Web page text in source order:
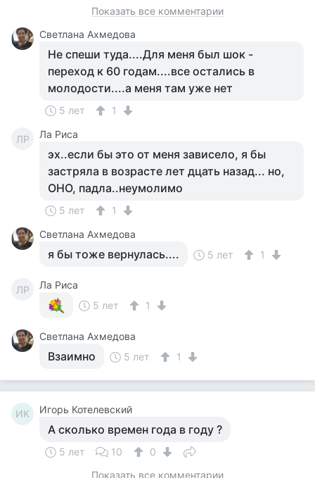
Показать все комментарии
Светлана Ахмедова
Не спеши туда....Для меня был шок -
переход к 60 годам....все остались в
молодости....а меня там уже нет
5 лет 1
ЛР Ла Риса
эх..если бы это от меня зависело, я бы
застряла в возрасте лет дцать назад... но,
ОНО, падла..неумолимо
5 лет
1
Светлана Ахмедова
я бы тоже вернулась.... 5 лет 1
ЛР
Ла Риса
5 лет
1
Светлана Ахмедова
Взаимно 5 лет 1
ИК Игорь Котелевский
А сколько времен года в году ?
5 лет 10
0
Показать все комментарии